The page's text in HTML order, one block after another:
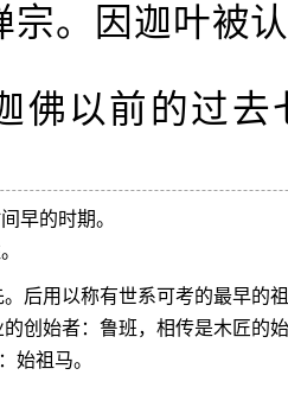
宗。因迦叶被
佛以前的过
早的时期。
后用以称有世系可考的最早的
创始者：鲁班，相传是木匠的
始祖马。